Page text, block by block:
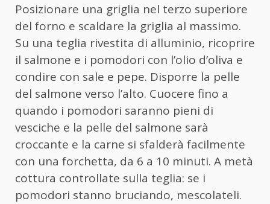
Posizionare una griglia nel terzo superiore
del forno e scaldare la griglia al massimo.
Su una teglia rivestita di alluminio, ricoprire
il salmone e i pomodori con l’olio d’oliva e
condire con sale e pepe. Disporre la pelle
del salmone verso l’alto. Cuocere fino a
quando i pomodori saranno pieni di
vesciche e la pelle del salmone sarà
croccante e la carne si sfalderà facilmente
con una forchetta, da 6 a 10 minuti. A metà
cottura controllate sulla teglia: se i
pomodori stanno bruciando, mescolateli.